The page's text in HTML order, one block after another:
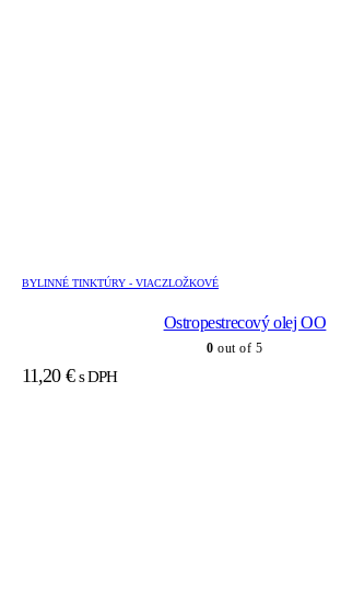
BYLINNÉ TINKTÚRY - VIACZLOŽKOVÉ
Ostropestrecový olej OO
0 out of 5
11,20 € s DPH